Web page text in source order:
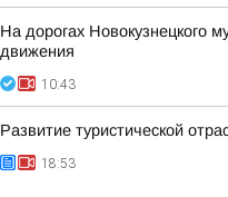
На дорогах Новокузнецкого
движения
10:43
Развитие туристической
18:53